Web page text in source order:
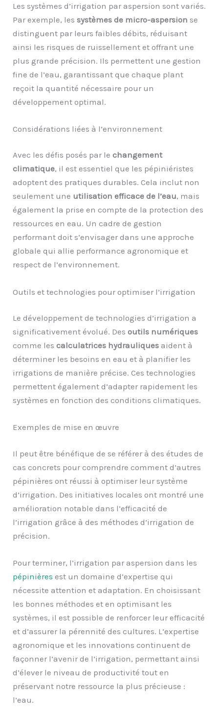
Les systèmes d’irrigation par aspersion sont variés.
Par exemple, lessystèmes de micro-aspersion se
distinguent par leurs faibles débits, réduisant
ainsi les risques de ruissellement et offrant une
plus grande précision. Ils permettent une gestion
fine de l’eau, garantissant que chaque plant
reçoit la quantité nécessaire pour un
développement optimal.
Considérations liées à l’environnement
Avec les défis posés par lechangement
climatique, il est essentiel que les pépiniéristes
adoptent des pratiques durables. Cela inclut non
seulement une utilisation efficace de l’eau, mais
également la prise en compte de la protection des
ressources en eau. Un cadre de gestion
performant doit s’envisager dans une approche
globale qui allie performance agronomique et
respect de l’environnement.
Outils et technologies pour optimiser l’irrigation
Le développement de technologies d’irrigation a
significativement évolué. Desoutils numériques
comme lescalculatrices hydrauliques aident à
déterminer les besoins en eau et à planifier les
irrigations de manière précise. Ces technologies
permettent également d’adapter rapidement les
systèmes en fonction des conditions climatiques.
Exemples de mise en œuvre
Il peut être bénéfique de se référer à des études de
cas concrets pour comprendre comment d’autres
pépinières ont réussi à optimiser leur système
d’irrigation. Des initiatives locales ont montré une
amélioration notable dans l’efficacité de
l’irrigation grâce à des méthodes d’irrigation de
précision.
Pour terminer, l’irrigation par aspersion dans les
pépinières est un domaine d’expertise qui
nécessite attention et adaptation. En choisissant
les bonnes méthodes et en optimisant les
systèmes, il est possible de renforcer leur efficacité
et d’assurer la pérennité des cultures. L’expertise
agronomique et les innovations continuent de
façonner l’avenir de l’irrigation, permettant ainsi
d’élever le niveau de productivité tout en
préservant notre ressource la plus précieuse :
l’eau.